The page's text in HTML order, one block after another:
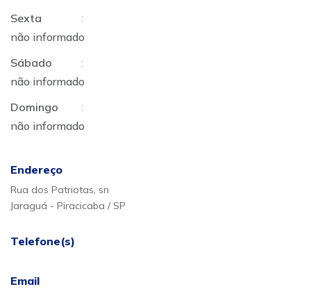
Sexta
:
não informado
Sábado
:
não informado
Domingo
:
não informado
Endereço
Rua dos Patriotas, sn
Jaraguá - Piracicaba / SP
Telefone(s)
Email